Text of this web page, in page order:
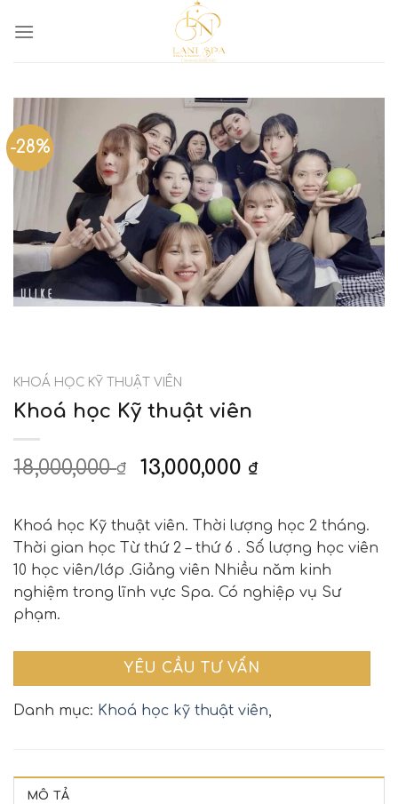
-28%
KHOÁ HỌC KỸ THUẬT VIÊN
Khoá học Kỹ thuật viên
18,000,000₫ 13,000,000 ₫
Khoá học Kỹ thuật viên. Thời lượng học 2 tháng.
Thời gian học Từ thứ 2 – thứ 6 . Số lượng học viên
10 học viên/lớp .Giảng viên Nhiều năm kinh
nghiệm trong lĩnh vực Spa. Có nghiệp vụ Sư
phạm.
YÊU CẦU TƯ VẤN
Danh mục: Khoá học kỹ thuật viên,
MÔ TẢ